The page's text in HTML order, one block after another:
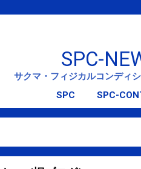
スキップしてメイン コン
SPC-
サクマ・フィジカルコンディ
SPC
SPC-